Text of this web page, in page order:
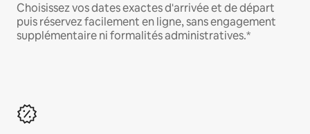
Choisissez vos dates exactes d'arrivée et de départ
puis réservez facilement en ligne, sans engagement
supplémentaire ni formalités administratives.*